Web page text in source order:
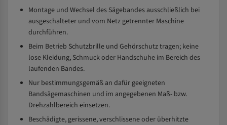
Montage und Wechsel des Sägebandes ausschließlich bei
ausgeschalteter und vom Netz getrennter Maschine
durchführen.
Beim Betrieb Schutzbrille und Gehörschutz tragen; keine
lose Kleidung, Schmuck oder Handschuhe im Bereich des
laufenden Bandes.
Nur bestimmungsgemäß an dafür geeigneten
Bandsägemaschinen und im angegebenen Maß- bzw.
Drehzahlbereich einsetzen.
Beschädigte, gerissene, verschlissene oder überhitzte